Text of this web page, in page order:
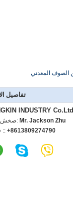
الصوف المعدني
تفاصيل
INDUSTRY Co.Ltd
اتصل Mr. Jackson Zhu
+8613809274790